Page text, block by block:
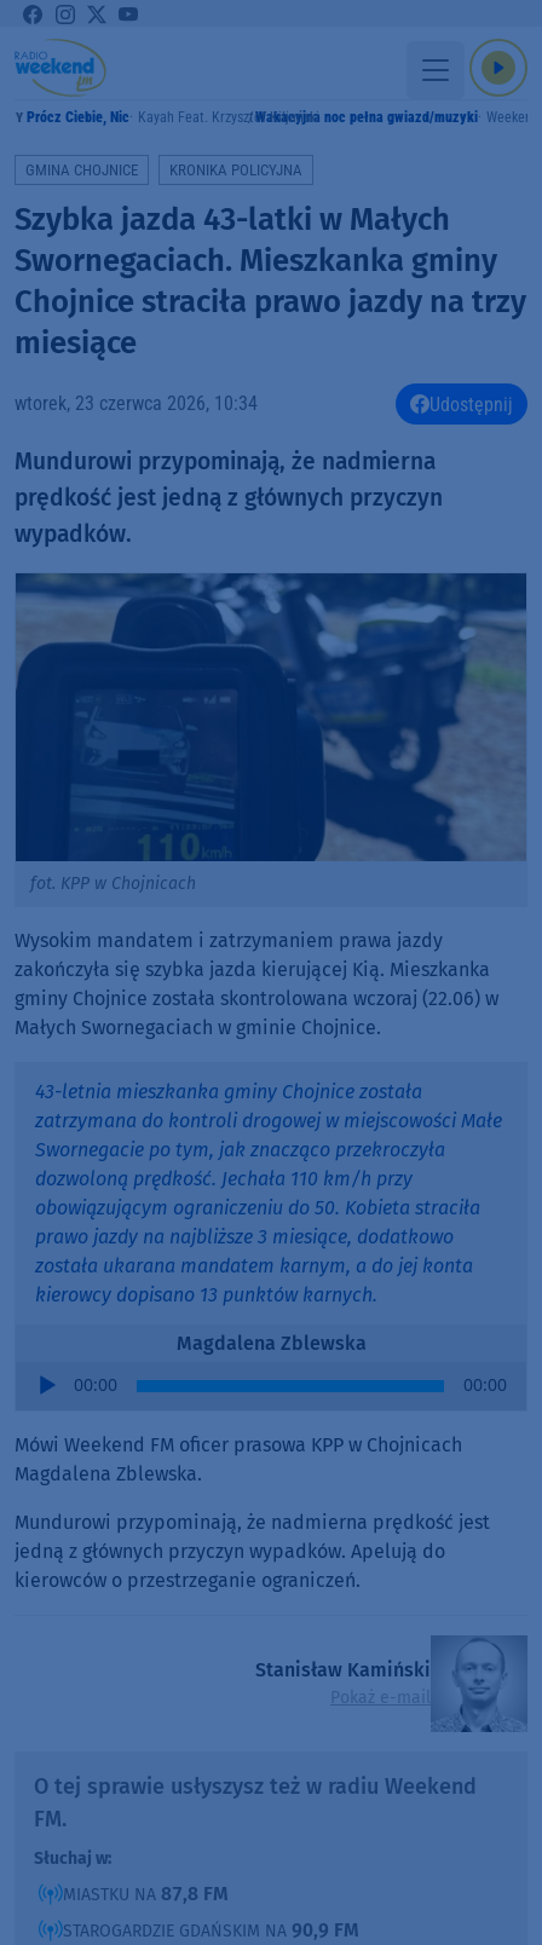
Prócz Ciebie, Nic Kayah Feat. Krzysztof KiljańskiWakacyjna noc pełna gwiazd/muzyki
GMINA CHOJNICE KRONIKA POLICYJNA
Szybka jazda 43-latki w Małych
Swornegaciach. Mieszkanka gminy
Chojnice straciła prawo jazdy na trzy
miesiące
wtorek, 23 czerwca 2026, 10:34 Udostępnij
Mundurowi przypominają, że nadmierna
prędkość jest jedną z głównych przyczyn
wypadków.
fot. KPP w Chojnicach
Wysokim mandatem i zatrzymaniem prawa jazdy
zakończyła się szybka jazda kierującej Kią. Mieszkanka
gminy Chojnice została skontrolowana wczoraj (22.06) w
Małych Swornegaciach w gminie Chojnice.
43-letnia mieszkanka gminy Chojnice została
zatrzymana do kontroli drogowej w miejscowości Małe
Swornegacie po tym, jak znacząco przekroczyła
dozwoloną prędkość. Jechała 110 km/h przy
obowiązującym ograniczeniu do 50. Kobieta straciła
prawo jazdy na najbliższe 3 miesiące, dodatkowo
została ukarana mandatem karnym, a do jej konta
kierowcy dopisano 13 punktów karnych.
Magdalena Zblewska
Audio
00:00 00:00
Mówi Weekend FM oficer prasowa KPP w Chojnicach
Magdalena Zblewska.
Mundurowi przypominają, że nadmierna prędkość jest
jedną z głównych przyczyn wypadków. Apelują do
kierowców o przestrzeganie ograniczeń.
Stanisław Kamiński
Pokaż e-mail
O tej sprawie usłyszysz też w radiu Weekend
FM.
Słuchaj w:
MIASTKU NA 87,8 FM
STAROGARDZIE GDAŃSKIM NA 90,9 FM